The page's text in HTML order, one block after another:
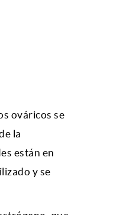
ováricos se
la
están en
y se